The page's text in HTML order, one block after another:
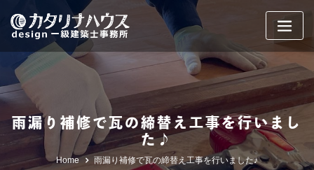
content
雨漏り補修で瓦の締替え工事を行いまし
た♪
Home 雨漏り補修で瓦の締替え工事を行いました♪